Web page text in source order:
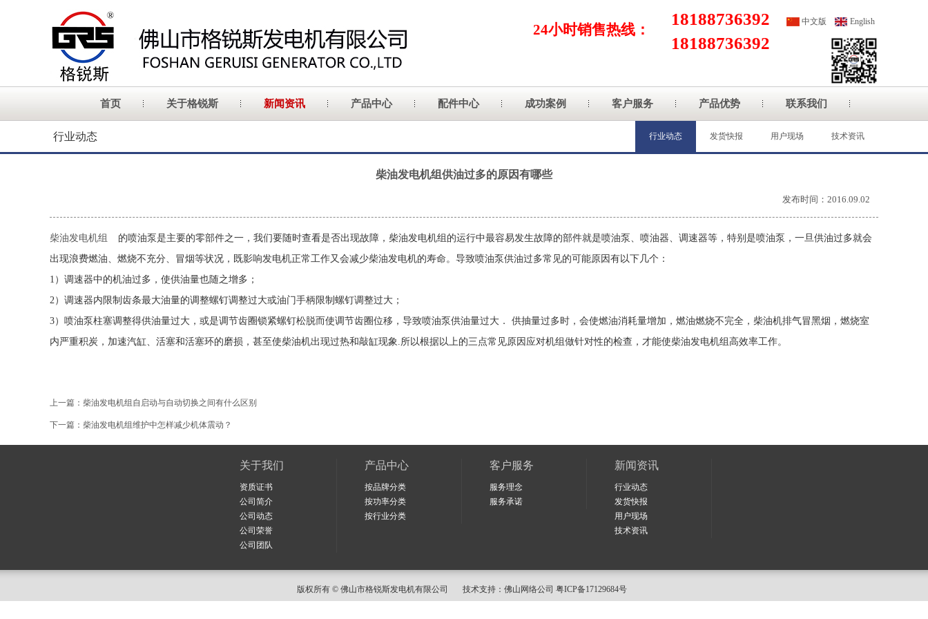
中文版 English
24小时销售热线：
18188736392
18188736392
首页 关于格锐斯 新闻资讯 产品中心 配件中心 成功案例 客户服务 产品优势 联系我们
行业动态 行业动态 发货快报 用户现场 技术资讯
柴油发电机组供油过多的原因有哪些
发布时间：2016.09.02
柴油发电机组
的喷油泵是主要的零部件之一，我们要随时查看是否出现故障，柴油发电机组的运行中最容易发生故障的部件就是喷油泵、喷油器、调速器等，特别是喷油泵，一旦供油过多就会
出现浪费燃油、燃烧不充分、冒烟等状况，既影响发电机正常工作又会减少柴油发电机的寿命。导致喷油泵供油过多常见的可能原因有以下几个：
1）调速器中的机油过多，使供油量也随之增多；
2）调速器内限制齿条最大油量的调整螺钉调整过大或油门手柄限制螺钉调整过大；
3）喷油泵柱塞调整得供油量过大，或是调节齿圈锁紧螺钉松脱而使调节齿圈位移，导致喷油泵供油量过大． 供抽量过多时，会使燃油消耗量增加，燃油燃烧不完全，柴油机排气冒黑烟，燃烧室
内严重积炭，加速汽缸、活塞和活塞环的磨损，甚至使柴油机出现过热和敲缸现象.所以根据以上的三点常见原因应对机组做针对性的检查，才能使柴油发电机组高效率工作。
上一篇： 柴油发电机组自启动与自动切换之间有什么区别
下一篇： 柴油发电机组维护中怎样减少机体震动？
关于我们
资质证书
公司简介
公司动态
公司荣誉
公司团队
产品中心
按品牌分类
按功率分类
按行业分类
客户服务
服务理念
服务承诺
新闻资讯
行业动态
发货快报
用户现场
技术资讯
版权所有 © 佛山市格锐斯发电机有限公司 技术支持： 佛山网络公司 粤ICP备17129684号